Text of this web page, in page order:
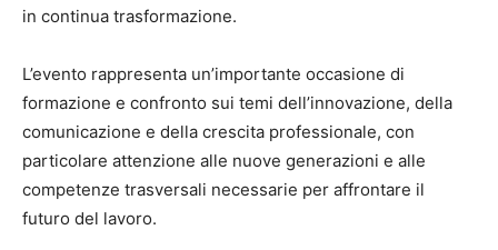
in continua trasformazione.
L’evento rappresenta un’importante occasione di
formazione e confronto sui temi dell’innovazione, della
comunicazione e della crescita professionale, con
particolare attenzione alle nuove generazioni e alle
competenze trasversali necessarie per affrontare il
futuro del lavoro.